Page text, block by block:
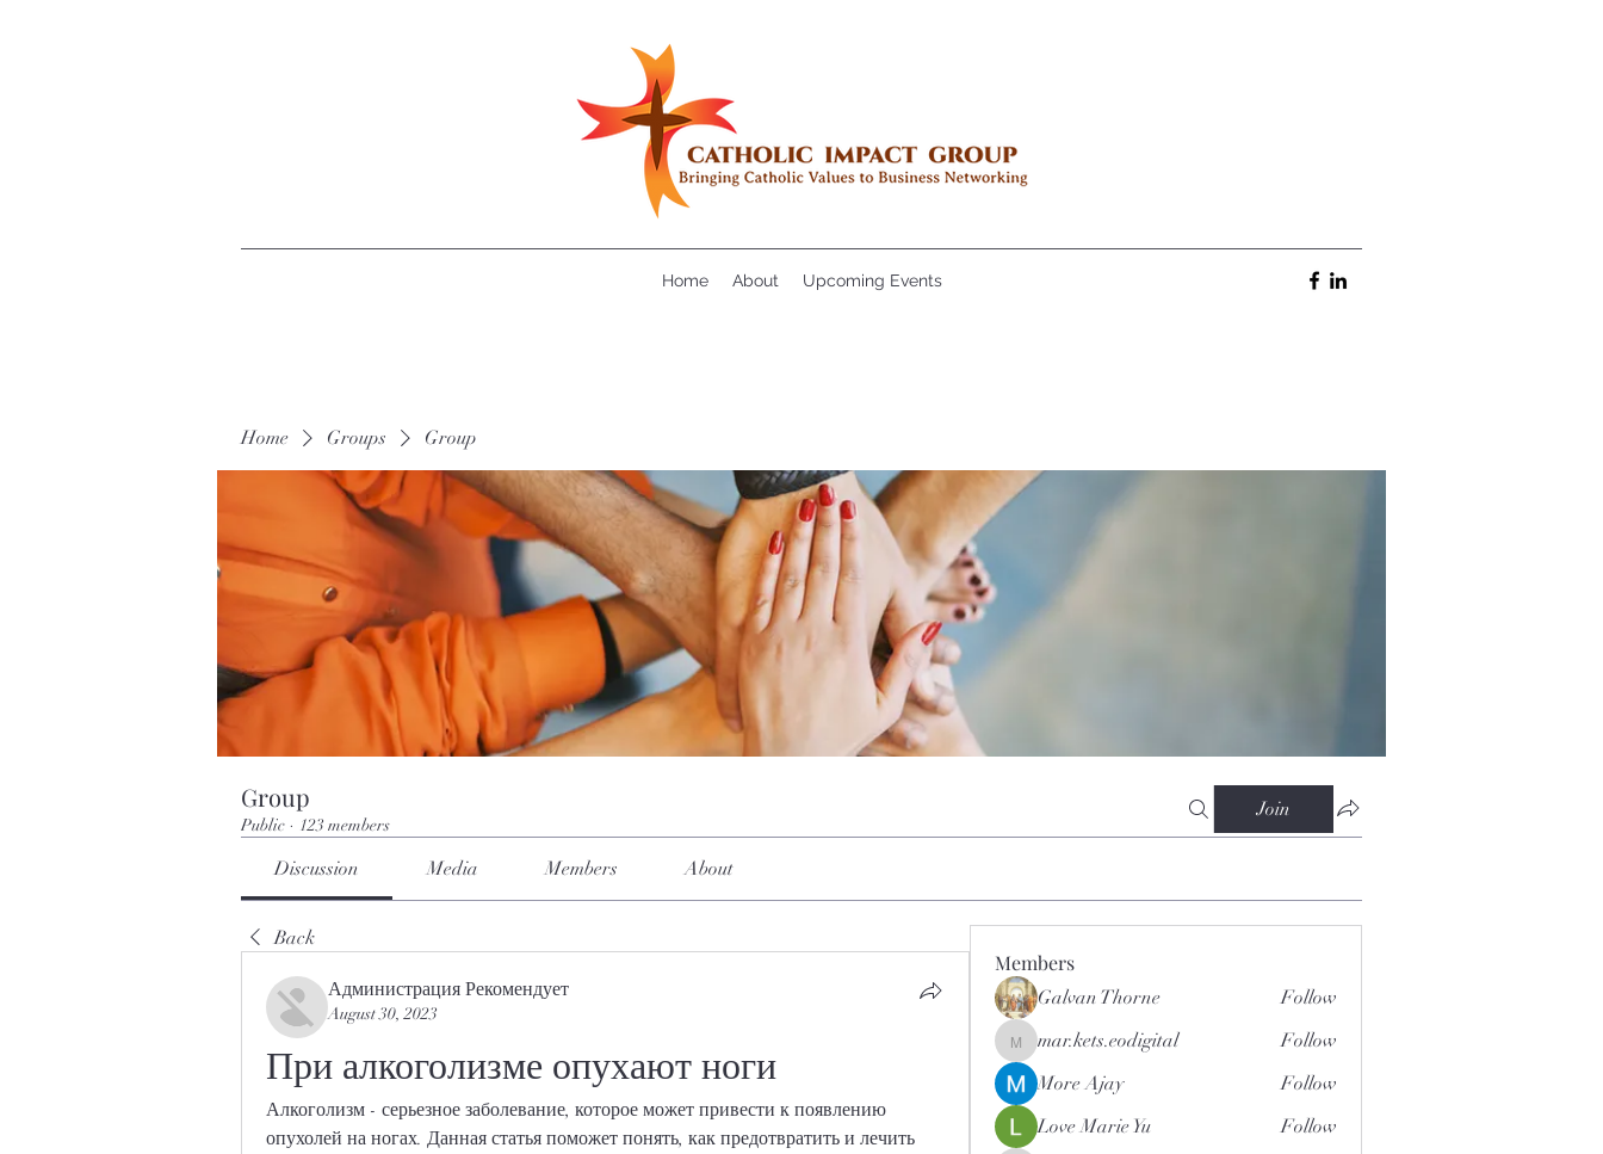
Home About Upcoming Events
Home Groups Group
Group
Public · 123 members
Join
Discussion Media Members About
Back
Администрация Рекомендует
August 30, 2023
При алкоголизме опухают ноги
Алкоголизм - серьезное заболевание, которое может привести к появлению
опухолей на ногах. Данная статья поможет понять, как предотвратить и лечить
Members
Galvan Thorne Follow
mar.kets.eodigital
mar.kets.eodigital
Follow
More Ajay
Follow
Love Marie Yu
Follow